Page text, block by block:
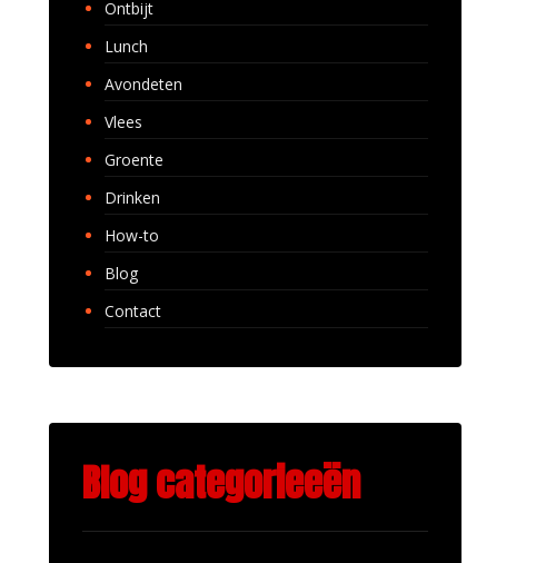
Ontbijt
Lunch
Avondeten
Vlees
Groente
Drinken
How-to
Blog
Contact
Blog categorieeën